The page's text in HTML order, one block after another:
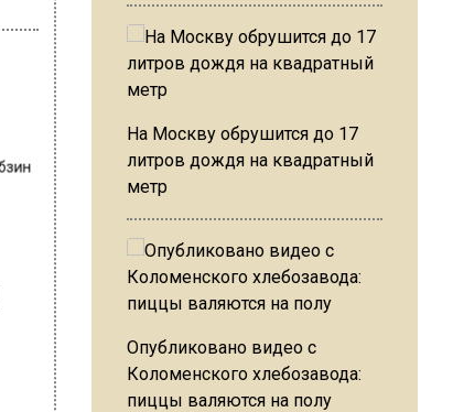
На Москву обрушится до 17
литров дождя на квадратный
метр
Опубликовано видео с
Коломенского хлебозавода:
пиццы валяются на полу